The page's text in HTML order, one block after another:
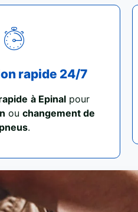
rapide 24/7
à Epinalpour
ou changement de
pneus.